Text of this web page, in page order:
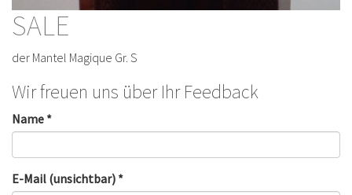
SALE
der Mantel Magique Gr. S
Wir freuen uns über Ihr Feedback
Name *
E-Mail (unsichtbar) *